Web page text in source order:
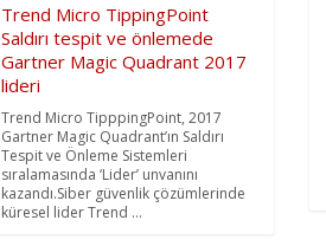
Trend Micro TippingPoint
Saldırı tespit ve önlemede
Gartner Magic Quadrant 2017
lideri
Trend Micro TipppingPoint, 2017
Gartner Magic Quadrant’ın Saldırı
Tespit ve Önleme Sistemleri
sıralamasında ‘Lider’ unvanını
kazandı.Siber güvenlik çözümlerinde
küresel lider Trend ...